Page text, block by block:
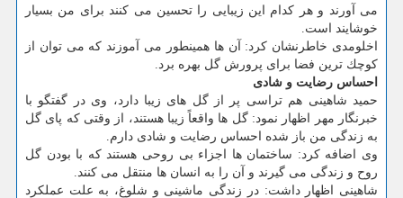
می آورند و هر كدام این زیبایی را تحسین می كنند برای من بسیار
خوشایند است.
اخلومدی خاطرنشان كرد: آن ها همینطور می آموزند كه می توان از
كوچك ترین فضا برای پرورش گل بهره برد.
احساس رضایت و شادی
حمید شاهینی هم تراسی پر از گل های زیبا دارد، وی در گفتگو با
خبرنگار مهر اظهار نمود: گل ها واقعاً زیبا هستند، از وقتی كه پای گل
به زندگی من باز شده احساس رضایت و شادی دارم.
وی اضافه كرد: ساختمان ها اجزاء بی روحی هستند كه با بودن گل
روح و زندگی می گیرند و آن را به انسان ها منتقل می كنند.
شاهینی اظهار داشت: در زندگی ماشینی و شلوغ، به علت عملكرد